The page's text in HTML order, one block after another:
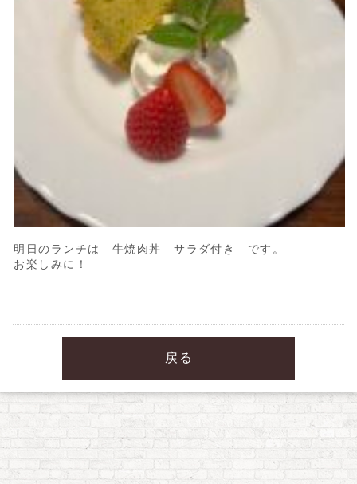
明日のランチは 牛焼肉丼 サラダ付き です。
お楽しみに！
戻る